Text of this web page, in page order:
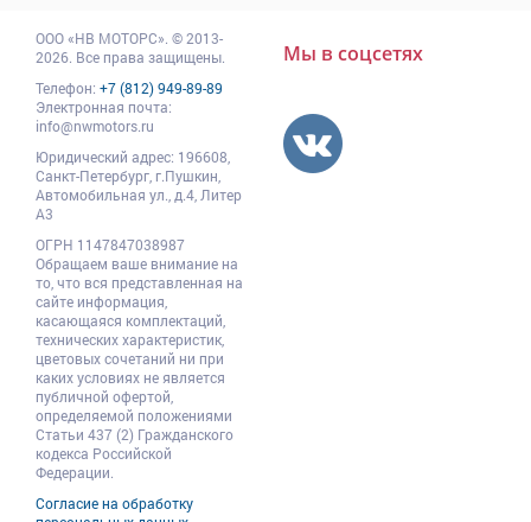
ООО«НВ МОТОРС» © 2013-
2026. Все права защищены.
Телефон: +7 (812) 949-89-89
Электронная почта:
info@nwmotors.ru
Юридический адрес: 196608
Санкт-Петербург, г.Пушкин
Автомобильная ул., д.4, Литер
А3
ОГРН 1147847038987
Обращаем ваше внимание на
то, что вся представленная на
сайте информация,
касающаяся комплектаций,
технических характеристик,
цветовых сочетаний ни при
каких условиях не является
публичной офертой,
определяемой положениями
Статьи 437 (2) Гражданского
кодекса Российской
Федерации.
Согласие на обработку
Мы в соцсетях